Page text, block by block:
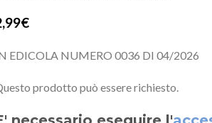
EDICOLA NUMERO 0036 DI 04/2026
prodotto può essere richiesto.